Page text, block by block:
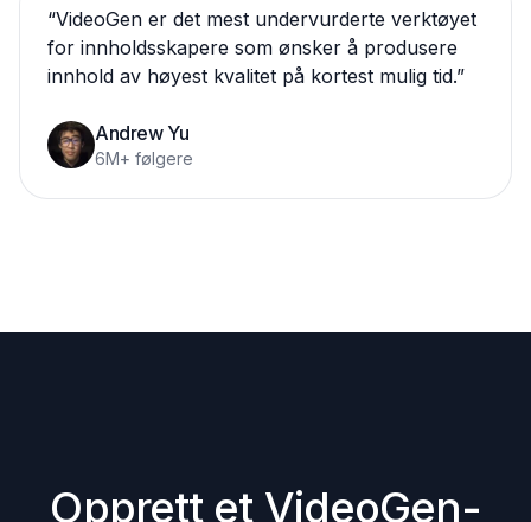
“VideoGen er det mest undervurderte verktøyet
for innholdsskapere som ønsker å produsere
innhold av høyest kvalitet på kortest mulig tid.”
Andrew Yu
6M+ følgere
Opprett et VideoGen-